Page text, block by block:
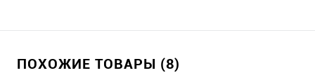
ПОХОЖИЕ ТОВАРЫ (8)